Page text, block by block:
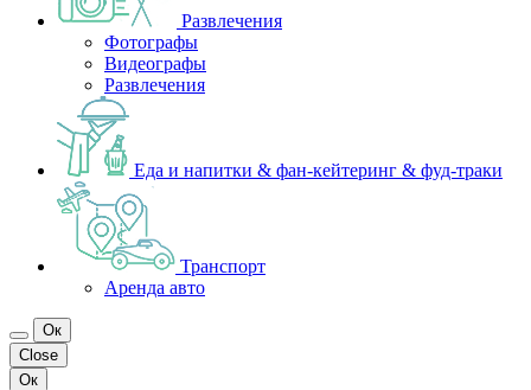
Развлечения
Фотографы
Видеографы
Развлечения
Еда и напитки & фан-кейтеринг & фуд-траки
Транспорт
Аренда авто
Ок
Close
Ок